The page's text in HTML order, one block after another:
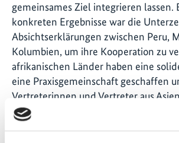
gemeinsames Ziel integrieren lassen.
konkreten Ergebnisse war die
Absichtserklärungen zwischen Peru,
Kolumbien, um ihre Kooperation zu
afrikanischen Länder haben eine
eine Praxisgemeinschaft geschaffen
Vertreterinnen und Vertreter aus
Coaching durch Kolleginnen und
spezifische Herausforderungen zu
gemeinsam Möglichkeiten für die